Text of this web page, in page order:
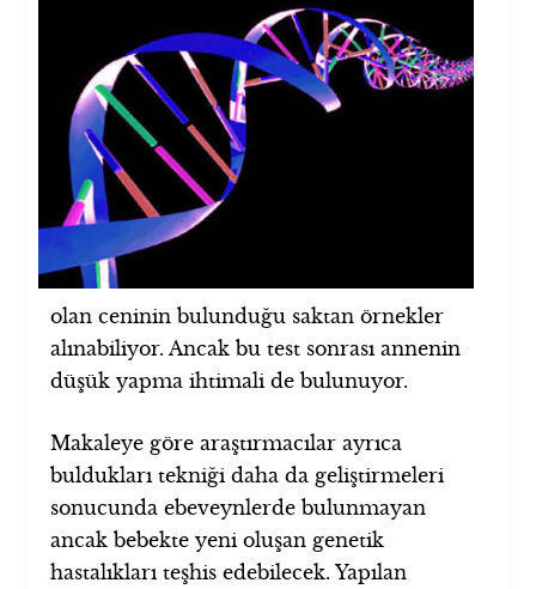
olan ceninin bulunduğu saktan örnekler
alınabiliyor. Ancak bu test sonrası annenin
düşük yapma ihtimali de bulunuyor.
Makaleye göre araştırmacılar ayrıca
buldukları tekniği daha da geliştirmeleri
sonucunda ebeveynlerde bulunmayan
ancak bebekte yeni oluşan genetik
hastalıkları teşhis edebilecek. Yapılan